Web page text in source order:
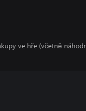
ve hře (včetně